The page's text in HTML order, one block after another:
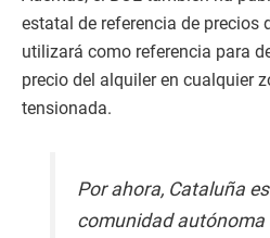
estatal de referencia de precios
utilizará como referencia para
precio del alquiler en cualquier
tensionada.
Por ahora, Cataluña
comunidad autónoma